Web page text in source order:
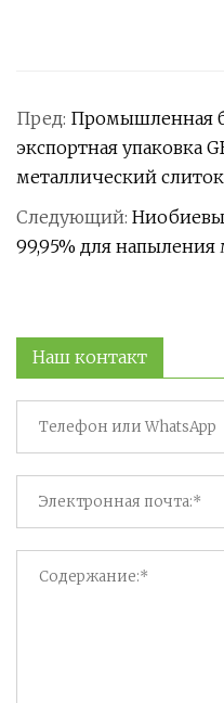
Пред: Промышленная
экспортная упаковка
металлический
Следующий:
99,95% для
Наш контакт